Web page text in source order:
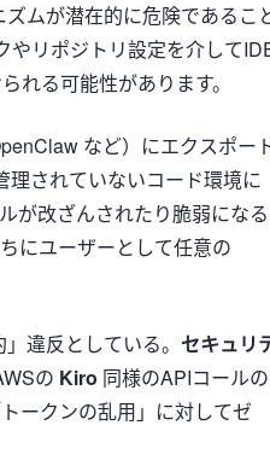
ムが潜在的に危険であるこ
やリポジトリ設定を介して
れる可能性があります。
など）にエクスポー
理されていないコード環境に
が改ざんされたり脆弱になる
にユーザーとして任意の
違反としている。 セキュリ
の Kiro 同様のAPIコールの
ークンの乱用」に対してゼ